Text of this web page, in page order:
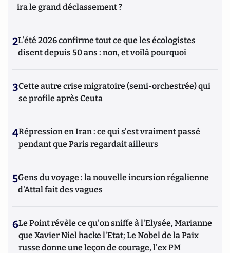
ira le grand déclassement ?
2L’été 2026 confirme tout ce que les écologistes
disent depuis 50 ans : non, et voilà pourquoi
3Cette autre crise migratoire (semi-orchestrée) qui
se profile après Ceuta
4Répression en Iran : ce qui s'est vraiment passé
pendant que Paris regardait ailleurs
5Gens du voyage : la nouvelle incursion régalienne
d'Attal fait des vagues
6Le Point révèle ce qu'on sniffe à l'Elysée, Marianne
que Xavier Niel hacke l'Etat; Le Nobel de la Paix
russe donne une leçon de courage, l'ex PM